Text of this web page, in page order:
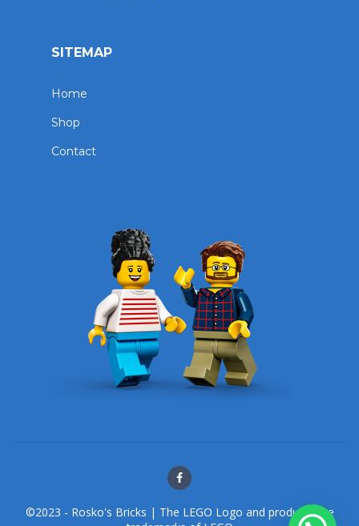
SITEMAP
Home
Shop
Contact
©2023 - Rosko's Bricks | The LEGO Logo and products are